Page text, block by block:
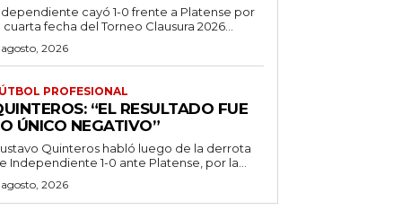
cayó 1-0 frente a Platense por
cuarta fecha del Torneo Clausura 2026...
2026
PROFESIONAL
“EL RESULTADO FUE
ÚNICO NEGATIVO”
Quinteros habló luego de la derrota
Independiente 1-0 ante Platense, por la...
2026